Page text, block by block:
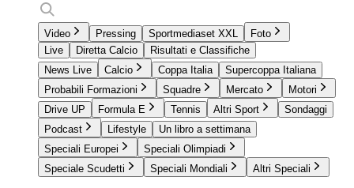
Video Pressing Sportmediaset XXL
Foto
Live
Diretta Calcio
Risultati e Classifiche
News Live
Calcio Coppa Italia
Supercoppa Italiana
Probabili Formazioni
Squadre Mercato
Motori
Drive UP
Formula E Tennis Altri Sport
Sondaggi
Podcast
Lifestyle
Un libro a settimana
Speciali Europei
Speciali Olimpiadi
Speciale Scudetti
Speciali Mondiali Altri Speciali